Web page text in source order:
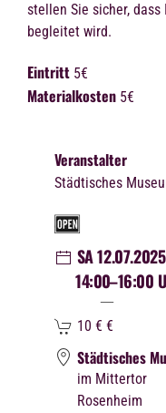
stellen Sie sicher, dass
begleitet wird.
Eintritt 5€
Materialkosten 5€
Veranstalter
Städtisches
SA 12.07.2025
14:00–16:00
10 € €
Städtisches
im Mittertor
Rosenheim